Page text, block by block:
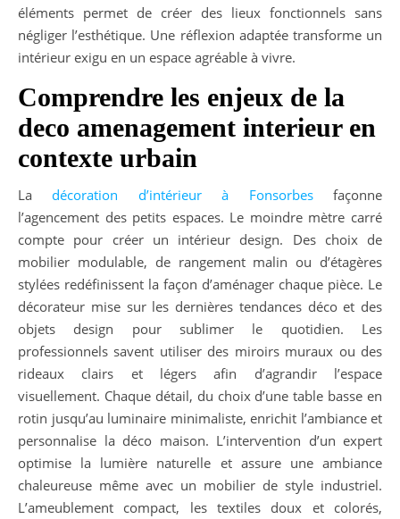
éléments permet de créer des lieux fonctionnels sans
négliger l’esthétique. Une réflexion adaptée transforme un
intérieur exigu en un espace agréable à vivre.
Comprendre les enjeux de la
deco amenagement interieur en
contexte urbain
Ladécoration d’intérieur à Fonsorbesfaçonne
l’agencement des petits espaces. Le moindre mètre carré
compte pour créer un intérieur design. Des choix de
mobilier modulable, de rangement malin ou d’étagères
stylées redéfinissent la façon d’aménager chaque pièce. Le
décorateur mise sur les dernières tendances déco et des
objets design pour sublimer le quotidien. Les
professionnels savent utiliser des miroirs muraux ou des
rideaux clairs et légers afin d’agrandir l’espace
visuellement. Chaque détail, du choix d’une table basse en
rotin jusqu’au luminaire minimaliste, enrichit l’ambiance et
personnalise la déco maison. L’intervention d’un expert
optimise la lumière naturelle et assure une ambiance
chaleureuse même avec un mobilier de style industriel.
L’ameublement compact, les textiles doux et colorés,